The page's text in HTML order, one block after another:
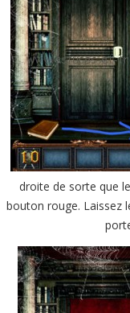
droite de sorte que
bouton rouge. Laissez